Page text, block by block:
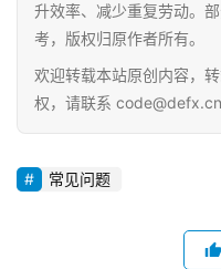
页
d
e
f
升效率、减少重复劳动。
考，版权归原作者所有。
欢迎转载本站原创内容，
权，请联系 code@defx.cn
常见问题